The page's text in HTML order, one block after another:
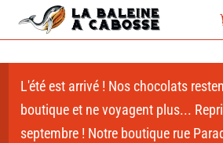
L'été est arrivé ! Nos chocolats
boutique et ne voyagent plus...
septembre ! Notre boutique rue